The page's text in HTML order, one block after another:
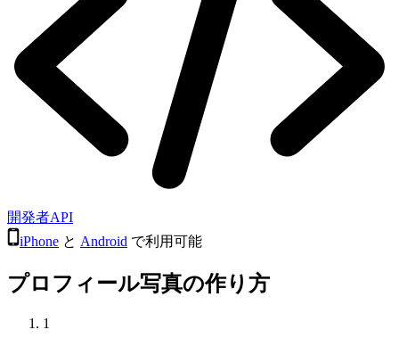
開発者API
iPhone と Android で利用可能
プロフィール写真の作り方
1